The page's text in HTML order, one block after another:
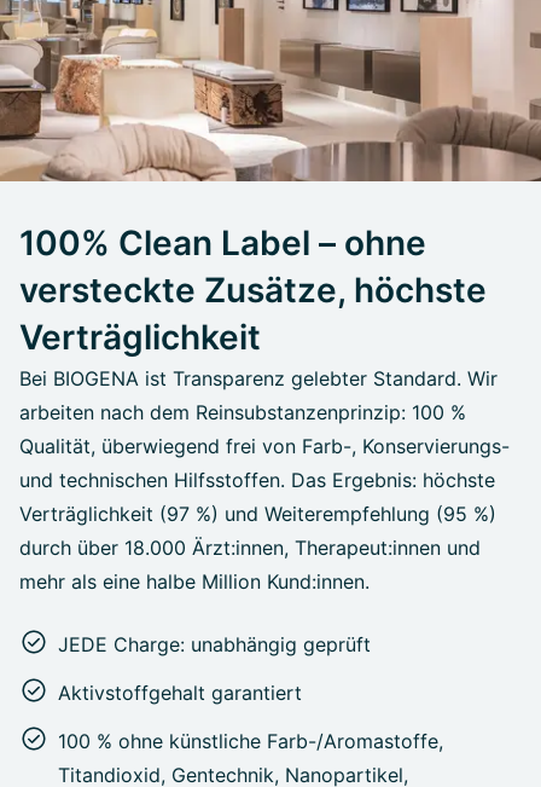
100% Clean Label – ohne
versteckte Zusätze, höchste
Verträglichkeit
Bei BIOGENA ist Transparenz gelebter Standard. Wir
arbeiten nach dem Reinsubstanzenprinzip: 100 %
Qualität, überwiegend frei von Farb-, Konservierungs-
und technischen Hilfsstoffen. Das Ergebnis: höchste
Verträglichkeit (97 %) und Weiterempfehlung (95 %)
durch über 18.000 Ärzt:innen, Therapeut:innen und
mehr als eine halbe Million Kund:innen.
JEDE Charge: unabhängig geprüft
Aktivstoffgehalt garantiert
100 % ohne künstliche Farb-/Aromastoffe,
Titandioxid, Gentechnik, Nanopartikel,